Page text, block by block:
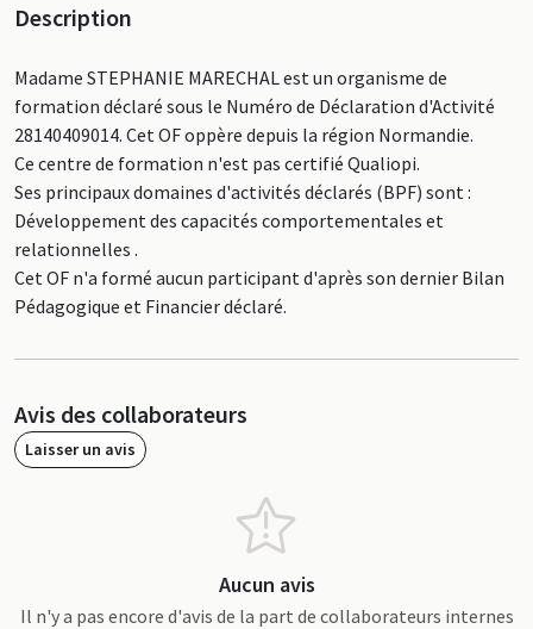
Description
Madame STEPHANIE MARECHAL est un organisme de
formation déclaré sous le Numéro de Déclaration d'Activité
28140409014. Cet OF oppère depuis la région Normandie.
Ce centre de formation n'est pas certifié Qualiopi.
Ses principaux domaines d'activités déclarés (BPF) sont :
Développement des capacités comportementales et
relationnelles .
Cet OF n'a formé aucun participant d'après son dernier Bilan
Pédagogique et Financier déclaré.
Avis des collaborateurs
Laisser un avis
Aucun avis
Il n'y a pas encore d'avis de la part de collaborateurs internes